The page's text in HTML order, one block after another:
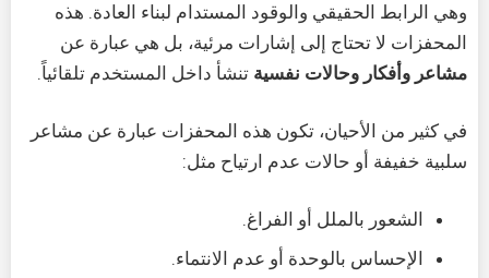
وهي الرابط الحقيقي والوقود المستدام لبناء العادة. هذه
المحفزات لا تحتاج إلى إشارات مرئية، بل هي عبارة عن
مشاعر وأفكار وحالات نفسية تنشأ داخل المستخدم تلقائياً.
في كثير من الأحيان، تكون هذه المحفزات عبارة عن مشاعر
سلبية خفيفة أو حالات عدم ارتياح مثل:
الشعور بالملل أو الفراغ.
الإحساس بالوحدة أو عدم الانتماء.